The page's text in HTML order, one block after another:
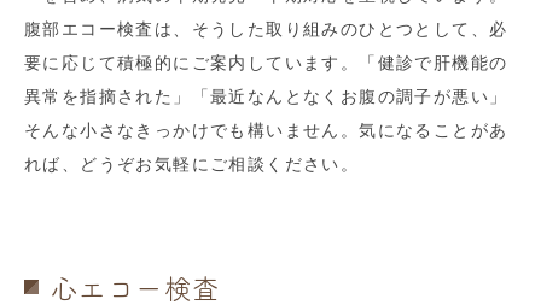
腹部エコー検査は、そうした取り組みのひとつとして、必
要に応じて積極的にご案内しています。「健診で肝機能の
異常を指摘された」「最近なんとなくお腹の調子が悪い」
そんな小さなきっかけでも構いません。気になることがあ
れば、どうぞお気軽にご相談ください。
心エコー検査